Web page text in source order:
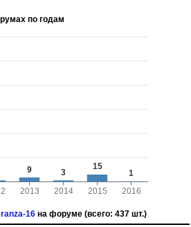
по годам
16 на форуме (всего: 437 шт.)